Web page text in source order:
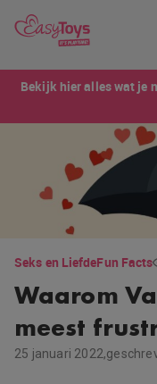
Bekijk hier alles wat je
Seks en LiefdeFun Facts
Waarom
meest
25 januari 2022,